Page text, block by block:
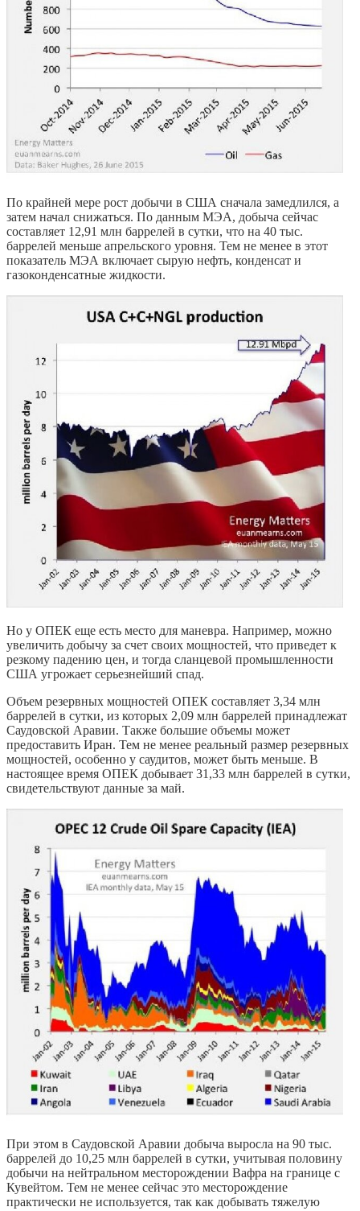
По крайней мере рост добычи в США сначала замедлился, а
затем начал снижаться. По данным МЭА, добыча сейчас
составляет 12,91 млн баррелей в сутки, что на 40 тыс.
баррелей меньше апрельского уровня. Тем не менее в этот
показатель МЭА включает сырую нефть, конденсат и
газоконденсатные жидкости.
Но у ОПЕК еще есть место для маневра. Например, можно
увеличить добычу за счет своих мощностей, что приведет к
резкому падению цен, и тогда сланцевой промышленности
США угрожает серьезнейший спад.
Объем резервных мощностей ОПЕК составляет 3,34 млн
баррелей в сутки, из которых 2,09 млн баррелей принадлежат
Саудовской Аравии. Также большие объемы может
предоставить Иран. Тем не менее реальный размер резервных
мощностей, особенно у саудитов, может быть меньше. В
настоящее время ОПЕК добывает 31,33 млн баррелей в сутки,
свидетельствуют данные за май.
При этом в Саудовской Аравии добыча выросла на 90 тыс.
баррелей до 10,25 млн баррелей в сутки, учитывая половину
добычи на нейтральном месторождении Вафра на границе с
Кувейтом. Тем не менее сейчас это месторождение
практически не используется, так как добывать тяжелую